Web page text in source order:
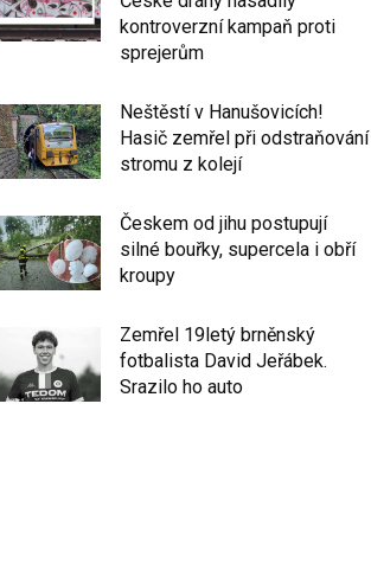
kontroverzní kampaň proti
sprejerům
Neštěstí v Hanušovicích!
Hasič zemřel při odstraňování
stromu z kolejí
Českem od jihu postupují
silné bouřky, supercela i obří
kroupy
Zemřel 19letý brněnský
fotbalista David Jeřábek.
Srazilo ho auto